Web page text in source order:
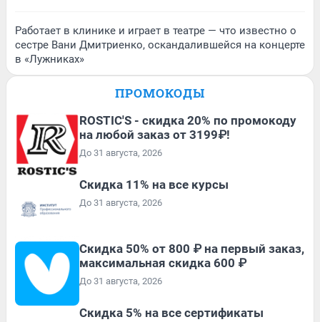
Работает в клинике и играет в театре — что известно о
сестре Вани Дмитриенко, оскандалившейся на концерте
в «Лужниках»
ПРОМОКОДЫ
ROSTIC'S - скидка 20% по промокоду
на любой заказ от 3199₽!
До 31 августа, 2026
Скидка 11% на все курсы
До 31 августа, 2026
Скидка 50% от 800 ₽ на первый заказ,
максимальная скидка 600 ₽
До 31 августа, 2026
Скидка 5% на все сертификаты